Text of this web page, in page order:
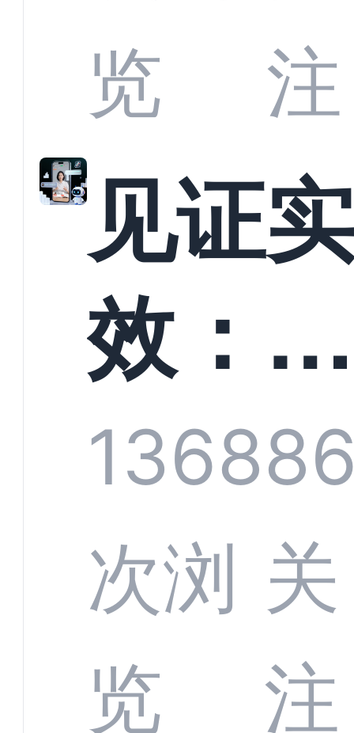
商深度
解析：
螳螂科
技何以
定义行
业标
览
注
见证实
效：螳
螂科技
CRM
何助力
1368
次浏
览
关
注